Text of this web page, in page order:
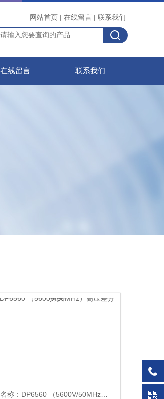
网站首页 | 在线留言 | 联系我们
在线留言 联系我们
名称： DP6560 （5600V/50MHz）高压差分探头